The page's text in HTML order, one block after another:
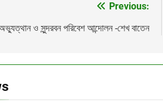
Previous:
ও সুন্দরবন পরিবেশ আন্দোলন -শেখ বাতেন